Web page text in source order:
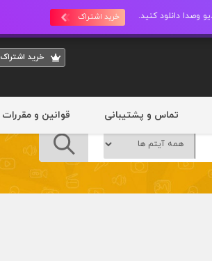
خرید اشتراک
خريد اشتراک
تماس و پشتیبانی قوانین و مقررات